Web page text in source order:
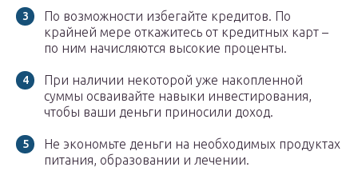
По возможности избегайте кредитов. По
крайней мере откажитесь от кредитных карт –
по ним начисляются высокие проценты.
При наличии некоторой уже накопленной
суммы осваивайте навыки инвестирования,
чтобы ваши деньги приносили доход.
Не экономьте деньги на необходимых продуктах
питания, образовании и лечении.